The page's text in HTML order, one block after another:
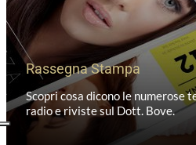
Rassegna Stampa
Scopri cosa dicono le numerose
radio e riviste sul Dott. Bove.